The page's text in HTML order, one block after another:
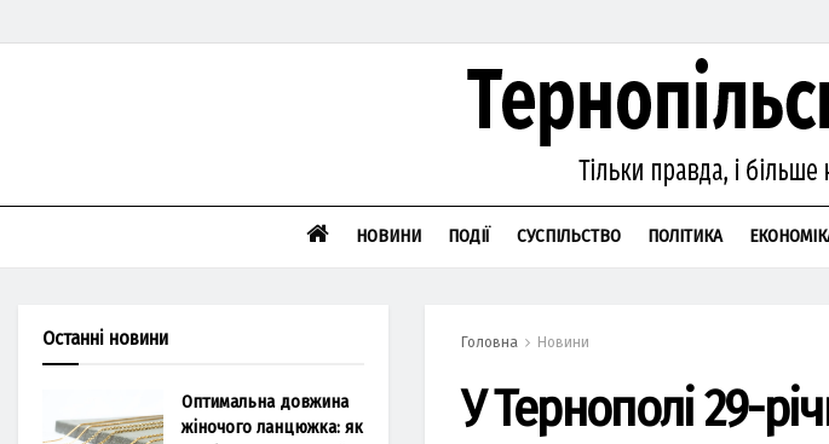
НОВИНИ ПОДІЇ СУСПІЛЬСТВО ПОЛІТИКА
Головна Новини
У Тернополі 29-
Останні новини
Оптимальна довжина
жіночого ланцюжка: як